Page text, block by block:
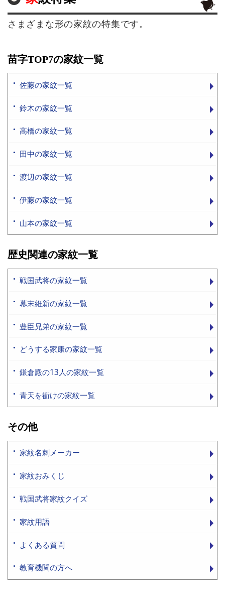
さまざまな形の家紋の特集です。
苗字TOP7の家紋一覧
佐藤の家紋一覧
鈴木の家紋一覧
高橋の家紋一覧
田中の家紋一覧
渡辺の家紋一覧
伊藤の家紋一覧
山本の家紋一覧
歴史関連の家紋一覧
戦国武将の家紋一覧
幕末維新の家紋一覧
豊臣兄弟の家紋一覧
どうする家康の家紋一覧
鎌倉殿の13人の家紋一覧
青天を衝けの家紋一覧
その他
家紋名刺メーカー
家紋おみくじ
戦国武将家紋クイズ
家紋用語
よくある質問
教育機関の方へ